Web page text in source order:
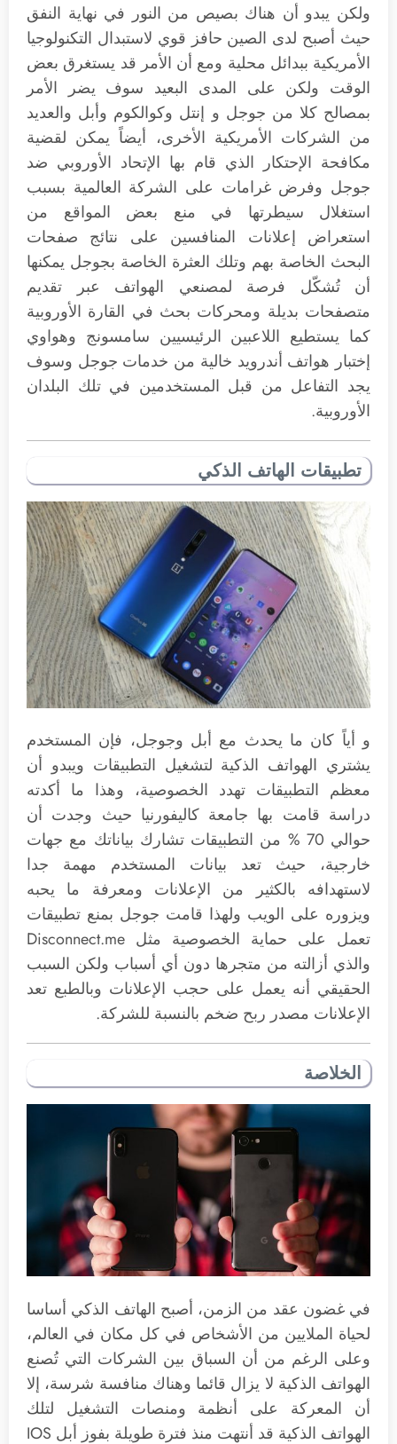
ولكن يبدو أن هناك بصيص من النور في نهاية النفق
حيث أصبح لدى الصين حافز قوي لاستبدال التكنولوجيا
الأمريكية ببدائل محلية ومع أن الأمر قد يستغرق بعض
الوقت ولكن على المدى البعيد سوف يضر الأمر
بمصالح كلا من جوجل و إنتل وكوالكوم وأبل والعديد
من الشركات الأمريكية الأخرى، أيضاً يمكن لقضية
مكافحة الإحتكار الذي قام بها الإتحاد الأوروبي ضد
جوجل وفرض غرامات على الشركة العالمية بسبب
استغلال سيطرتها في منع بعض المواقع من
استعراض إعلانات المنافسين على نتائج صفحات
البحث الخاصة بهم وتلك العثرة الخاصة بجوجل يمكنها
أن تُشكّل فرصة لمصنعي الهواتف عبر تقديم
متصفحات بديلة ومحركات بحث في القارة الأوروبية
كما يستطيع اللاعبين الرئيسيين سامسونج وهواوي
إختبار هواتف أندرويد خالية من خدمات جوجل وسوف
يجد التفاعل من قبل المستخدمين في تلك البلدان
الأوروبية.
تطبيقات الهاتف الذكي
و أياً كان ما يحدث مع أبل وجوجل، فإن المستخدم
يشتري الهواتف الذكية لتشغيل التطبيقات ويبدو أن
معظم التطبيقات تهدد الخصوصية، وهذا ما أكدته
دراسة قامت بها جامعة كاليفورنيا حيث وجدت أن
حوالي 70 % من التطبيقات تشارك بياناتك مع جهات
خارجية، حيث تعد بيانات المستخدم مهمة جدا
لاستهدافه بالكثير من الإعلانات ومعرفة ما يحبه
ويزوره على الويب ولهذا قامت جوجل بمنع تطبيقات
تعمل على حماية الخصوصية مثل Disconnect.me
والذي أزالته من متجرها دون أي أسباب ولكن السبب
الحقيقي أنه يعمل على حجب الإعلانات وبالطبع تعد
الإعلانات مصدر ربح ضخم بالنسبة للشركة.
الخلاصة
في غضون عقد من الزمن، أصبح الهاتف الذكي أساسا
لحياة الملايين من الأشخاص في كل مكان في العالم،
وعلى الرغم من أن السباق بين الشركات التي تُصنع
الهواتف الذكية لا يزال قائما وهناك منافسة شرسة، إلا
أن المعركة على أنظمة ومنصات التشغيل لتلك
الهواتف الذكية قد أنتهت منذ فترة طويلة بفوز أبل IOS